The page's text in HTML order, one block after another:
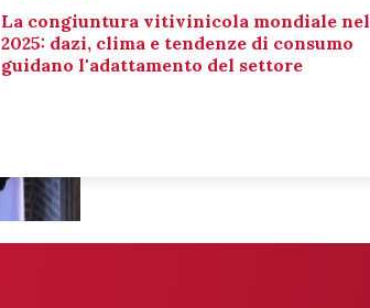
La congiuntura vitivinicola mondiale nel
2025: dazi, clima e tendenze di consumo
guidano l'adattamento del settore